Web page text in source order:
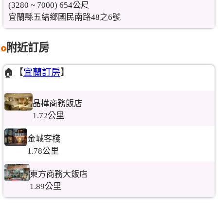
(3280 ~ 7000) 654公尺
宜蘭縣五結鄉國民南路48之6號
附近訂房
🏠【宜蘭訂房】
晶樺商務飯店
1.72公里
金城客棧
1.78公里
東方商務大飯店
1.89公里